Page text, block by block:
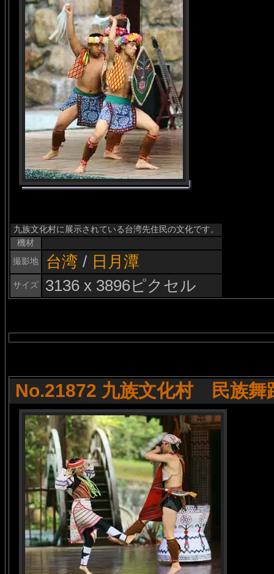
九族文化村に展示されている台湾先住民の文化です。
機材
撮影地
台湾 / 日月潭
サイズ 3136 x 3896ピクセル
No.21872 九族文化村 民族舞